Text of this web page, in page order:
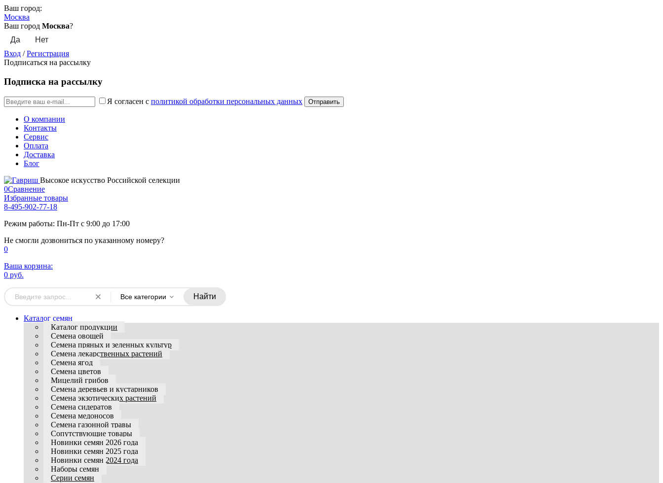
Ваш город:
Москва
Ваш город Москва?
Вход /Регистрация
Подписаться на рассылку
Подписка на рассылку
Я согласен с политикой обработки персональных данных
О компании
Контакты
Сервис
Оплата
Доставка
Блог
Высокое искусство Российской селекции
0Сравнение
Избранные товары
8-495-902-77-18
Режим работы: Пн-Пт с 9:00 до 17:00
Не смогли дозвониться по указанному номеру?
0
Ваша корзина:
0 руб.
Все категории Найти
Каталог семян
Каталог продукции
Семена овощей
Семена пряных и зеленных культур
Семена лекарственных растений
Семена ягод
Семена цветов
Мицелий грибов
Семена деревьев и кустарников
Семена экзотических растений
Семена сидератов
Семена медоносов
Семена газонной травы
Сопутствующие товары
Новинки семян 2026 года
Новинки семян 2025 года
Новинки семян 2024 года
Наборы семян
Серии семян